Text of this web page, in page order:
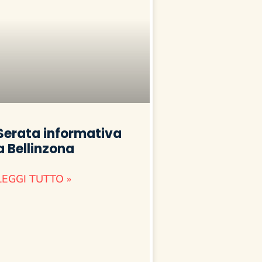
informativa
Bellinzona
TUTTO »